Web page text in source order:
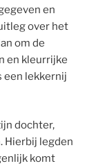
en
over het
om de
en kleurrijke
een lekkernij
dochter,
Hierbij legden
komt